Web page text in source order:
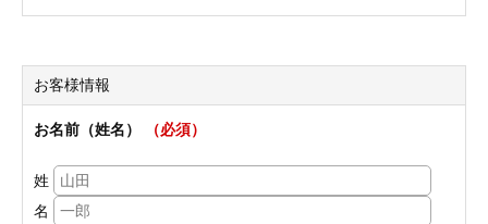
お客様情報
お名前（姓名） （必須）
姓
名